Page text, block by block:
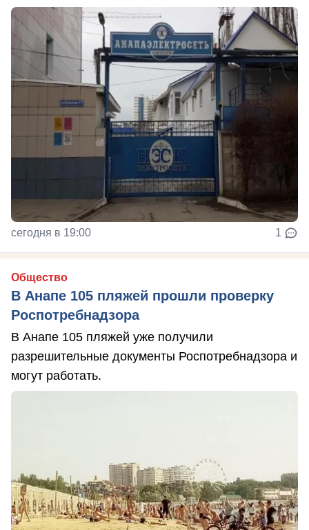
сегодня в 19:00 1
Общество
В Анапе 105 пляжей прошли проверку
Роспотребнадзора
В Анапе 105 пляжей уже получили
разрешительные документы Роспотребнадзора и
могут работать.